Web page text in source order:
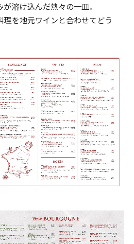
溶け込んだ熱々の一皿。
理を地元ワインと合わせてどう